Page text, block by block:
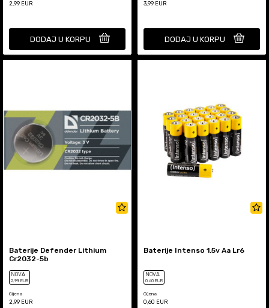
2,99 EUR
DODAJ U KORPU
3,99 EUR
DODAJ U KORPU
Baterije Defender Lithium
Cr2032-5b
NOVA
2,99 EUR
Cijena
2,99 EUR
Baterije Intenso 1.5v Aa Lr6
NOVA
0,60 EUR
Cijena
0,60 EUR